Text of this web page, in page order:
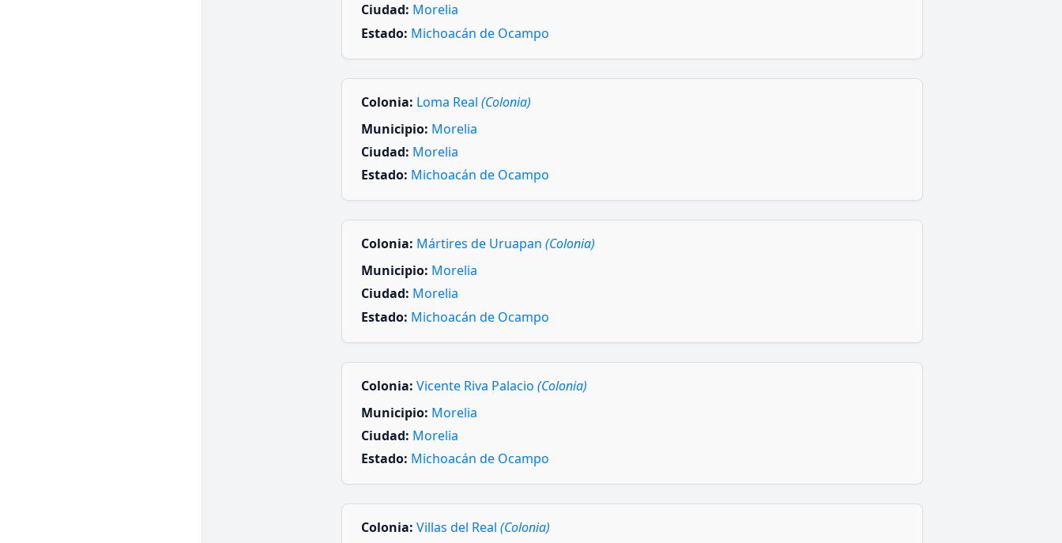
Ciudad: Morelia
Estado: Michoacán de Ocampo
Colonia: Loma Real (Colonia)
Municipio: Morelia
Ciudad: Morelia
Estado: Michoacán de Ocampo
Colonia: Mártires de Uruapan (Colonia)
Municipio: Morelia
Ciudad: Morelia
Estado: Michoacán de Ocampo
Colonia: Vicente Riva Palacio (Colonia)
Municipio: Morelia
Ciudad: Morelia
Estado: Michoacán de Ocampo
Colonia: Villas del Real (Colonia)